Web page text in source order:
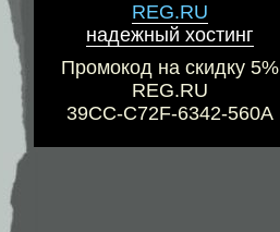
REG.RU
надежный хостинг
Промокод на скидку 5%
REG.RU
39CC-C72F-6342-560A